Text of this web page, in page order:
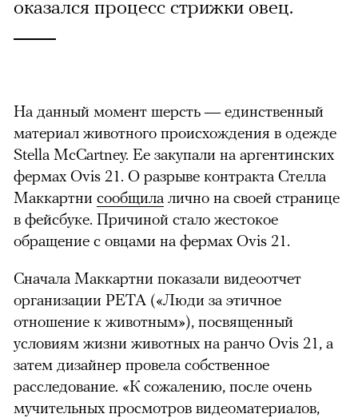
оказался процесс стрижки овец.
На данный момент шерсть — единственный
материал животного происхождения в одежде
Stella McCartney. Ее закупали на аргентинских
фермах Ovis 21. О разрыве контракта Стелла
Маккартни сообщила лично на своей странице
в фейсбуке. Причиной стало жестокое
обращение с овцами на фермах Ovis 21.
Сначала Маккартни показали видеоотчет
организации PETA («Люди за этичное
отношение к животным»), посвященный
условиям жизни животных на ранчо Ovis 21, а
затем дизайнер провела собственное
расследование. «К сожалению, после очень
мучительных просмотров видеоматериалов,